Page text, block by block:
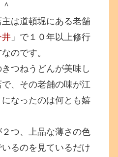
は道頓堀にある老舗
井 」で１０年以上修行
のです。
つねうどんが美味し
、その老舗の味が江
なったのは何とも嬉
つ、上品な薄さの色
るのを見ているだけ